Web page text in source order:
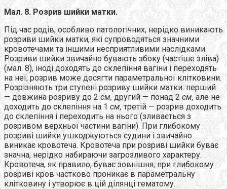
Мал. 8. Розрив шийки матки.
Під час родів, особливо патологічних, нерідко виникають
розриви шийки матки, які супроводяться значними
кровотечами та іншими несприятливими наслідками.
Розриви шийки звичайно бувають збоку (частіше зліва)
(мал. 8), іноді доходять до склепіння вагіни і переходять
на неї; розрив може досягти параметральної клітковини.
Розрізняють три ступені розриву шийки матки: перший
— довжина розриву до 2 см, другий — понад 2 см, але не
доходить до склепіння на 1 см, третій — розрив доходить
до склепіння і переходить на нього (зливається з
розривом верхньої частини вагіни). При глибокому
розриві шийки ушкоджуються судини і звичайно
виникає кровотеча. Кровотеча при розриві шийки буває
значна, нерідко набираючи загрозливого характеру.
Кровотеча, як правило, буває зовнішня; при глибокому
розриві кров частково проникає в параметральну
клітковину і утворює в цій ділянці гематому.